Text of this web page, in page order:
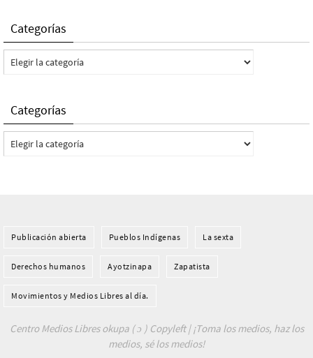
Categorías
Categorías
Categorías
Categorías
Publicación abierta Pueblos Indí­genas La sexta
Derechos humanos Ayotzinapa Zapatista
Movimientos y Medios Libres al día.
Centro Medios Libres okupa ( ɔ ) Copyleft | ¡Toma los medios, haz los
medios, sé los medios!